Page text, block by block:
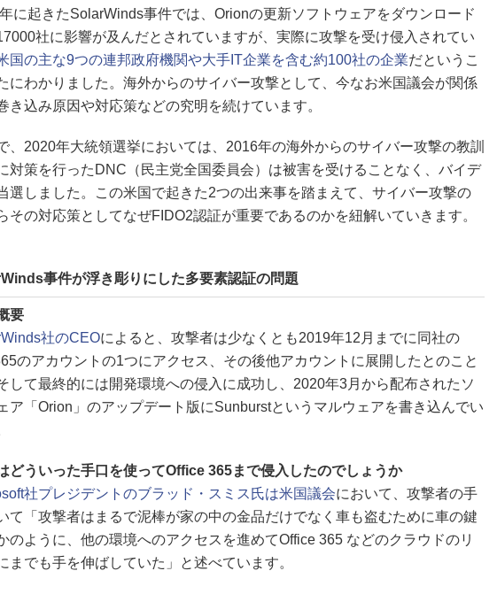
に起きたSolarWinds事件では、Orionの更新ソフトウェアをダウンロード
社に影響が及んだとされていますが、実際に攻撃を受け侵入されてい
国の主な9つの連邦政府機関や大手IT企業を含む約100社の企業だというこ
にわかりました。海外からのサイバー攻撃として、今なお米国議会が関係
き込み原因や対応策などの究明を続けています。
、2020年大統領選挙においては、2016年の海外からのサイバー攻撃の教訓
対策を行ったDNC（民主党全国委員会）は被害を受けることなく、バイデ
選しました。この米国で起きた2つの出来事を踏まえて、サイバー攻撃の
その対応策としてなぜFIDO2認証が重要であるのかを紐解いていきます。
事件が浮き彫りにした多要素認証の問題
要
社のCEOによると、攻撃者は少なくとも2019年12月までに同社の
のアカウントの1つにアクセス、その後他アカウントに展開したとのこと
して最終的には開発環境への侵入に成功し、2020年3月から配布されたソ
ア「Orion」のアップデート版にSunburstというマルウェアを書き込んでい
どういった手口を使ってOffice 365まで侵入したのでしょうか
社プレジデントのブラッド・スミス氏は米国議会において、攻撃者の手
て「攻撃者はまるで泥棒が家の中の金品だけでなく車も盗むために車の鍵
のように、他の環境へのアクセスを進めてOffice 365 などのクラウドのリ
までも手を伸ばしていた」と述べています。